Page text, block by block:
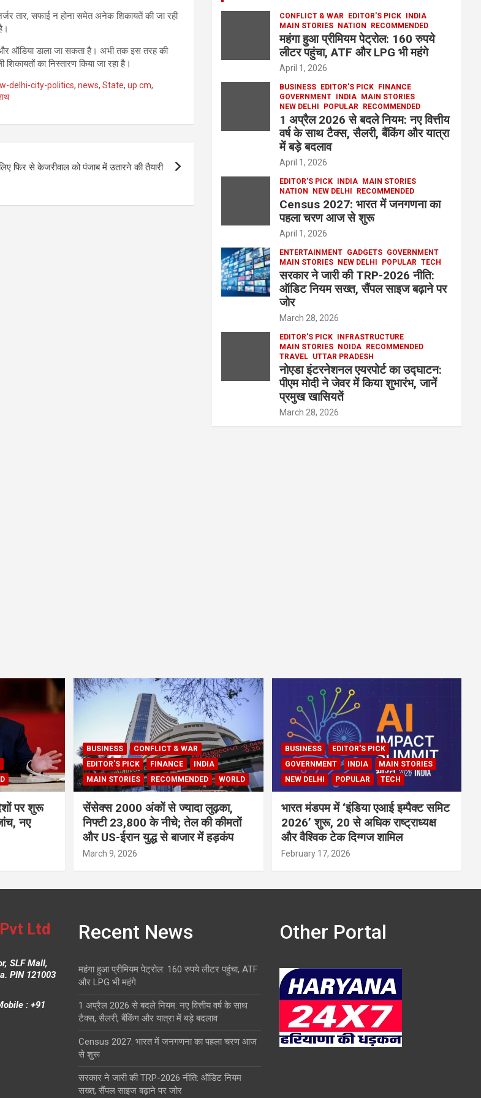
तार, सफाई न होना समेत अनेक शिकायतें की जा रही
ऑडिया डाला जा सकता है। अभी तक इस तरह की
का निस्तारण किया जा रहा है।
delhi-city-politics, news, State, up cm,
फिर से केजरीवाल को पंजाब में उतारने की तैयारी
CONFLICT & WAR EDITOR'S PICK INDIA
MAIN STORIES NATION RECOMMENDED
महंगा हुआ प्रीमियम पेट्रोल: 160 रुपये
लीटर पहुंचा, ATF और LPG भी महंगे
April 1, 2026
BUSINESS EDITOR'S PICK FINANCE
GOVERNMENT INDIA MAIN STORIES
NEW DELHI
POPULAR RECOMMENDED
1 अप्रैल 2026 से बदले नियम: नए वित्तीय
वर्ष के साथ टैक्स, सैलरी, बैंकिंग और यात्रा
में बड़े बदलाव
April 1, 2026
EDITOR'S PICK INDIA MAIN STORIES
NATION
NEW DELHI RECOMMENDED
Census 2027: भारत में जनगणना का
पहला चरण आज से शुरू
April 1, 2026
ENTERTAINMENT GADGETS GOVERNMENT
MAIN STORIES NEW DELHI POPULAR TECH
सरकार ने जारी की TRP-2026 नीति:
ऑडिट नियम सख्त, सैंपल साइज बढ़ाने पर
जोर
March 28, 2026
EDITOR'S PICK INFRASTRUCTURE
MAIN STORIES NOIDA RECOMMENDED
TRAVEL UTTAR PRADESH
नोएडा इंटरनेशनल एयरपोर्ट का उद्घाटन:
पीएम मोदी ने जेवर में किया शुभारंभ, जानें
प्रमुख खासियतें
March 28, 2026
पर शुरू
नए
BUSINESS
CONFLICT & WAR
EDITOR'S PICK
FINANCE
INDIA
MAIN STORIES
RECOMMENDED WORLD
सेंसेक्स 2000 अंकों से ज्यादा लुढ़का,
निफ्टी 23,800 के नीचे; तेल की कीमतों
और US-ईरान युद्ध से बाजार में हड़कंप
March 9, 2026
BUSINESS
EDITOR'S PICK
GOVERNMENT
INDIA
MAIN STORIES
NEW DELHI
POPULAR TECH
भारत मंडपम में ‘इंडिया एआई इम्पैक्ट समिट
2026’ शुरू, 20 से अधिक राष्ट्राध्यक्ष
और वैश्विक टेक दिग्गज शामिल
February 17, 2026
Ltd
SLF Mall,
PIN 121003
: +91
Recent News
महंगा हुआ प्रीमियम पेट्रोल: 160 रुपये लीटर पहुंचा, ATF
और LPG भी महंगे
1 अप्रैल 2026 से बदले नियम: नए वित्तीय वर्ष के साथ
टैक्स, सैलरी, बैंकिंग और यात्रा में बड़े बदलाव
Census 2027: भारत में जनगणना का पहला चरण आज
से शुरू
सरकार ने जारी की TRP-2026 नीति: ऑडिट नियम
सख्त, सैंपल साइज बढ़ाने पर जोर
Other Portal